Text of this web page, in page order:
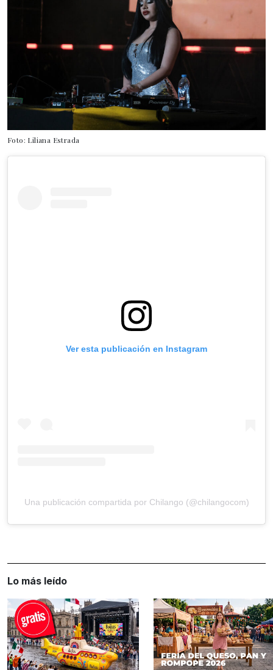
Foto: Liliana Estrada
Ver esta publicación en Instagram
Una publicación compartida por Chilango (@chilangocom)
Lo más leído